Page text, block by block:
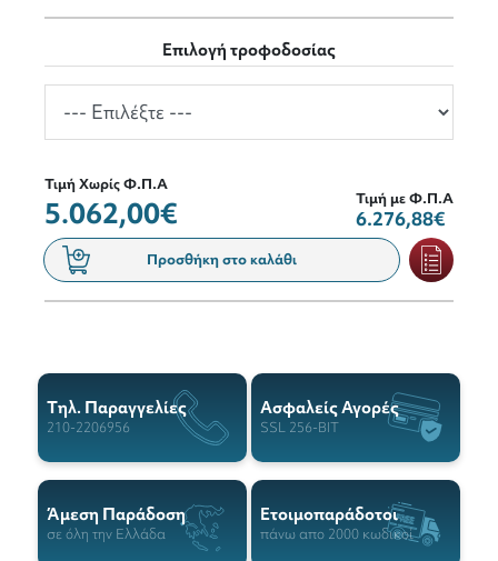
Επιλογή τροφοδοσίας
Τιμή Χωρίς Φ.Π.Α
5.062,00€ Τιμή με Φ.Π.Α
6.276,88€
Προσθήκη στο καλάθι
Tηλ. Παραγγελίες
210-2206956
Ασφαλείς Αγορές
SSL 256-BIT
Άμεση Παράδοση
σε όλη την Ελλάδα
Ετοιμοπαράδοτοι
πάνω απο 2000 κωδικοί